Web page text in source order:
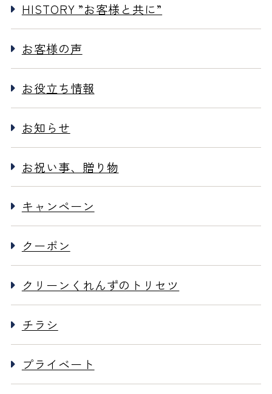
HISTORY ”お客様と共に”
お客様の声
お役立ち情報
お知らせ
お祝い事、贈り物
キャンペーン
クーポン
クリーンくれんずのトリセツ
チラシ
プライベート